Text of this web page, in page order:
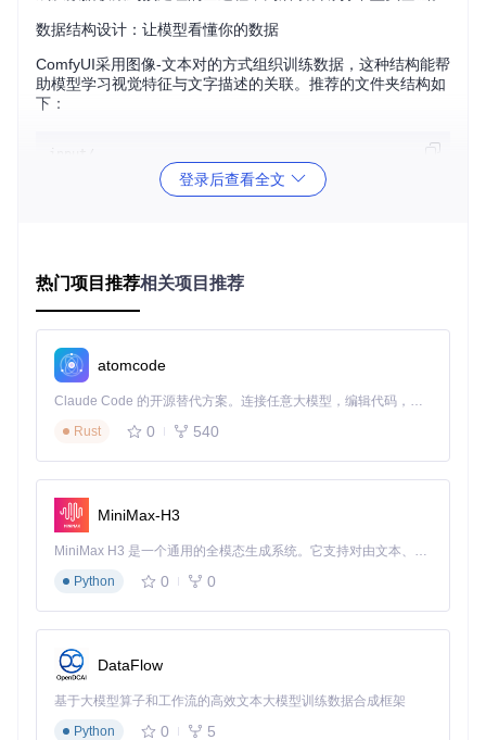
数据结构设计：让模型看懂你的数据
ComfyUI采用图像-文本对的方式组织训练数据，这种结构能帮
助模型学习视觉特征与文字描述的关联。推荐的文件夹结构如
下：
└── my_dataset/          # 数据集根目录
    ├── image1.png       # 训练图像
将整理好的数据集文件夹放入ComfyUI的
GitHub_Trending/co/ComfyUI/input/。
图像预处理：统一标准，提升训练效率
图像预处理是常被忽视却至关重要的环节。统一的图像规格能
大幅提升训练效率和效果。
预处理
项目
尺寸
512×512像
PNG/JPG/W
优先选择无损格式，避免压缩
数量 至少20张
技术
涵盖不同角
登录后查看全文
热门项目推荐相关项目推荐
atomcode
Claude Code 的开源替代方案。连接任意大模型，编辑代码，运行命令，自动验证 — 全自动执行。用 Rust 构建，极致性能。 ｜ An open-source alternative to Claude Code. Connect any LLM, edit code, run commands, and verify changes — autonomously. Built in Rust for speed. Get Started
Rust
0 540
MiniMax-H3
MiniMax H3 是一个通用的全模态生成系统。它支持对由文本、图像、视频和音频组成的多模态上下文进行统一理解，并能生成分辨率高达 2K、时长可达 15 秒的带原生立体声音频的视频。得益于面向任务泛化的系统设计，H3 在预训练阶段就已具备广泛的多模态上下文理解与生成能力，能够出色地执行复杂的多模态指令。
Python
0 0
DataFlow
基于大模型算子和工作流的高效文本大模型训练数据合成框架
Python
0 5